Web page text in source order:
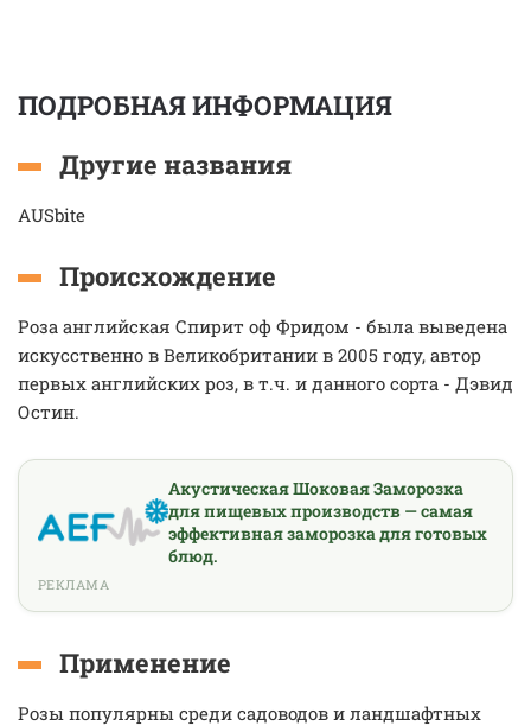
ПОДРОБНАЯ ИНФОРМАЦИЯ
Другие названия
AUSbite
Происхождение
Роза английская Спирит оф Фридом - была выведена
искусственно в Великобритании в 2005 году, автор
первых английских роз, в т.ч. и данного сорта - Дэвид
Остин.
Акустическая Шоковая Заморозка
для пищевых производств — самая
эффективная заморозка для готовых
блюд.
РЕКЛАМА
Применение
Розы популярны среди садоводов и ландшафтных